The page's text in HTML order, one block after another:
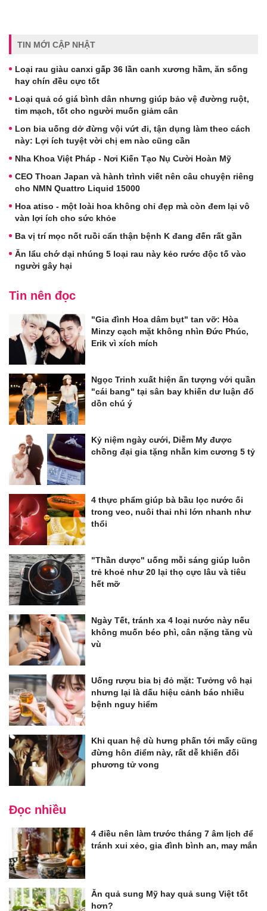
TIN MỚI CẬP NHẬT
Loại rau giàu canxi gấp 36 lần canh xương hầm, ăn sống
hay chín đều cực tốt
Loại quả có giá bình dân nhưng giúp bảo vệ đường ruột,
tim mạch, tốt cho người muốn giảm cân
Lon bia uống dở đừng vội vứt đi, tận dụng làm theo cách
này: Lợi ích tuyệt vời chị em nào cũng cần
Nha Khoa Việt Pháp - Nơi Kiến Tạo Nụ Cười Hoàn Mỹ
CEO Thoan Japan và hành trình viết nên câu chuyện riêng
cho NMN Quattro Liquid 15000
Hoa atiso - một loài hoa không chỉ đẹp mà còn đem lại vô
vàn lợi ích cho sức khỏe
Ba vị trí mọc nốt ruồi cẩn thận bệnh K đang đến rất gần
Ăn lẩu chớ dại nhúng 5 loại rau này kẻo rước độc tố vào
người gây hại
Tin nên đọc
"Gia đình Hoa dâm bụt" tan vỡ: Hòa
Minzy cạch mặt không nhìn Đức Phúc,
Erik vì xích mích
Ngọc Trinh xuất hiện ấn tượng với quần
"cái bang" tại sân bay khiến dư luận đổ
dồn chú ý
Kỷ niệm ngày cưới, Diễm My được
chồng đại gia tặng nhẫn kim cương 5 tỷ
4 thực phẩm giúp bà bầu lọc nước ối
trong veo, nuôi thai nhi lớn nhanh như
thổi
"Thần dược" uống mỗi sáng giúp luôn
trẻ khoẻ như 20 lại thọ cực lâu và tiêu
hết mỡ
Ngày Tết, tránh xa 4 loại nước này nếu
không muốn béo phì, cân nặng tăng vù
vù
Uống rượu bia bị đỏ mặt: Tưởng vô hại
nhưng lại là dấu hiệu cảnh báo nhiều
bệnh nguy hiểm
Khi quan hệ dù hưng phấn tới mấy cũng
đừng hôn điểm này, rất dễ khiến đối
phương tử vong
Đọc nhiều
4 điều nên làm trước tháng 7 âm lịch để
tránh xui xẻo, gia đình bình an, may mắn
Ăn quả sung Mỹ hay quả sung Việt tốt
hơn?